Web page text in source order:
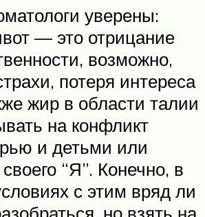
уверены:
— это отрицание
возможно,
потеря интереса
жир в области талии
на конфликт
и детьми или
“Я”. Конечно, в
с этим вряд ли
но взять на